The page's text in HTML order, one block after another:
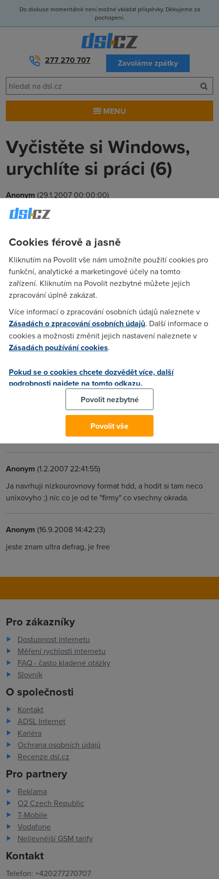
Do diskuse momentálně není možné vkládat příspěvky. Děkujeme za
pochopení.
277 270 707 Zavoláme zpátky
MENU
Vyčistěte si Windows,
urychlíte si práci (6)
Anonym (29.1.2007 00:00:00)
Ačkoliv pokračujeme v našem seriálu, který nese název, jaký
Moje(29.1.2007 11:55:49)
Podstatně lepší defragmentační software je PerfectDisk od
Raxco.
Proč(30.1.2007 00:37:31)
Proč myslíš?
omi(1.2.2007 19:54:56)
Skús PerfectDisk a uvidíš...
(15.9.2008 16:31:11)
A co Smart Defrag? Jak si stojí?
Anonym (1.2.2007 22:41:55)
Ja navrhuji nizkourovnovy format hdd, a hodit si tam neco
unixovyho ;) nic co je od te "firmy" co vsechny okrada.
Anonym (16.9.2008 14:42:23)
jeste znam ultra defrag, je free
Pro zákazníky
Dostupnost internetu
Měření rychlosti internetu
FAQ - často kladené otázky
Slovník
O společnosti
Kontakt
ADSL Internet
Kariéra
Ochrana osobních údajů
Recenze dsl.cz
Pro partnery
Reklama
O2 Czech Republic
T-Mobile
Vodafone
Nejlevnější GSM tarify
Kontakt
Telefon: +420277270707
Cookies férově a jasně
Kliknutím na Povolit vše nám umožníte použití cookies pro
funkční, analytické a marketingové účely na tomto
zařízení. Kliknutím na Povolit nezbytné můžete jejich
zpracování úplně zakázat.
Více informací o zpracování osobních údajů naleznete v
Zásadách o zpracování osobních údajů. Další informace o
cookies a možnosti změnit jejich nastavení naleznete v
Zásadách používání cookies.
Pokud se o cookies chcete dozvědět více, další
podrobnosti najdete na tomto odkazu.
Povolit nezbytné
Povolit vše